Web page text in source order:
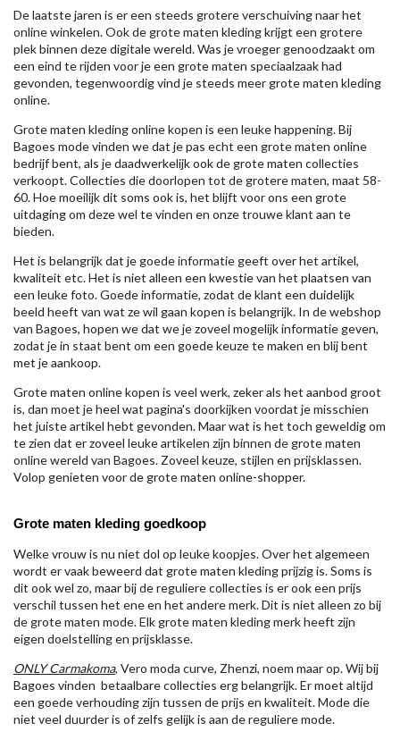
De laatste jaren is er een steeds grotere verschuiving naar het
online winkelen. Ook de grote maten kleding krijgt een grotere
plek binnen deze digitale wereld. Was je vroeger genoodzaakt om
een eind te rijden voor je een grote maten speciaalzaak had
gevonden, tegenwoordig vind je steeds meer grote maten kleding
online.
Grote maten kleding online kopen is een leuke happening. Bij
Bagoes mode vinden we dat je pas echt een grote maten online
bedrijf bent, als je daadwerkelijk ook de grote maten collecties
verkoopt. Collecties die doorlopen tot de grotere maten, maat 58-
60. Hoe moeilijk dit soms ook is, het blijft voor ons een grote
uitdaging om deze wel te vinden en onze trouwe klant aan te
bieden.
Het is belangrijk dat je goede informatie geeft over het artikel,
kwaliteit etc. Het is niet alleen een kwestie van het plaatsen van
een leuke foto. Goede informatie, zodat de klant een duidelijk
beeld heeft van wat ze wil gaan kopen is belangrijk. In de webshop
van Bagoes, hopen we dat we je zoveel mogelijk informatie geven,
zodat je in staat bent om een goede keuze te maken en blij bent
met je aankoop.
Grote maten online kopen is veel werk, zeker als het aanbod groot
is, dan moet je heel wat pagina's doorkijken voordat je misschien
het juiste artikel hebt gevonden. Maar wat is het toch geweldig om
te zien dat er zoveel leuke artikelen zijn binnen de grote maten
online wereld van Bagoes. Zoveel keuze, stijlen en prijsklassen.
Volop genieten voor de grote maten online-shopper.
Grote maten kleding goedkoop
Welke vrouw is nu niet dol op leuke koopjes. Over het algemeen
wordt er vaak beweerd dat grote maten kleding prijzig is. Soms is
dit ook wel zo, maar bij de reguliere collecties is er ook een prijs
verschil tussen het ene en het andere merk. Dit is niet alleen zo bij
de grote maten mode. Elk grote maten kleding merk heeft zijn
eigen doelstelling en prijsklasse.
ONLY Carmakoma, Vero moda curve, Zhenzi, noem maar op. Wij bij
Bagoes vinden betaalbare collecties erg belangrijk. Er moet altijd
een goede verhouding zijn tussen de prijs en kwaliteit. Mode die
niet veel duurder is of zelfs gelijk is aan de reguliere mode.